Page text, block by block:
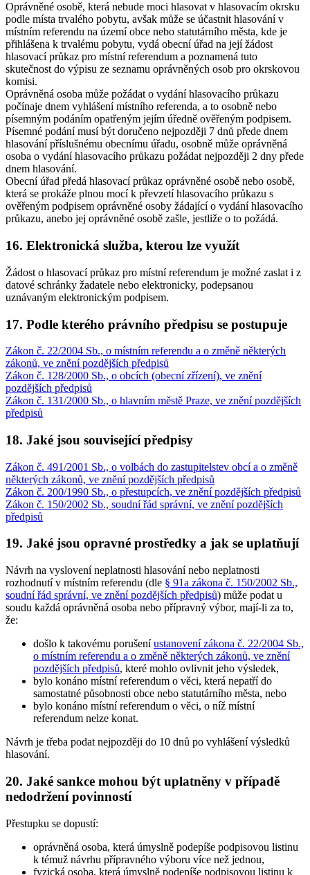
Oprávněné osobě, která nebude moci hlasovat v hlasovacím okrsku
podle místa trvalého pobytu, avšak může se účastnit hlasování v
místním referendu na území obce nebo statutárního města, kde je
přihlášena k trvalému pobytu, vydá obecní úřad na její žádost
hlasovací průkaz pro místní referendum a poznamená tuto
skutečnost do výpisu ze seznamu oprávněných osob pro okrskovou
komisi.
Oprávněná osoba může požádat o vydání hlasovacího průkazu
počínaje dnem vyhlášení místního referenda, a to osobně nebo
písemným podáním opatřeným jejím úředně ověřeným podpisem.
Písemné podání musí být doručeno nejpozději 7 dnů přede dnem
hlasování příslušnému obecnímu úřadu, osobně může oprávněná
osoba o vydání hlasovacího průkazu požádat nejpozději 2 dny přede
dnem hlasování.
Obecní úřad předá hlasovací průkaz oprávněné osobě nebo osobě,
která se prokáže plnou mocí k převzetí hlasovacího průkazu s
ověřeným podpisem oprávněné osoby žádající o vydání hlasovacího
průkazu, anebo jej oprávněné osobě zašle, jestliže o to požádá.
16. Elektronická služba, kterou lze využít
Žádost o hlasovací průkaz pro místní referendum je možné zaslat i z
datové schránky žadatele nebo elektronicky, podepsanou
uznávaným elektronickým podpisem.
17. Podle kterého právního předpisu se postupuje
Zákon č. 22/2004 Sb., o místním referendu a o změně některých
zákonů, ve znění pozdějších předpisů
Zákon č. 128/2000 Sb., o obcích (obecní zřízení), ve znění
pozdějších předpisů
Zákon č. 131/2000 Sb., o hlavním městě Praze, ve znění pozdějších
předpisů
18. Jaké jsou související předpisy
Zákon č. 491/2001 Sb., o volbách do zastupitelstev obcí a o změně
některých zákonů, ve znění pozdějších předpisů
Zákon č. 200/1990 Sb., o přestupcích, ve znění pozdějších předpisů
Zákon č. 150/2002 Sb., soudní řád správní, ve znění pozdějších
předpisů
19. Jaké jsou opravné prostředky a jak se uplatňují
Návrh na vyslovení neplatnosti hlasování nebo neplatnosti
rozhodnutí v místním referendu (dle § 91a zákona č. 150/2002 Sb.,
soudní řád správní, ve znění pozdějších předpisů) může podat u
soudu každá oprávněná osoba nebo přípravný výbor, mají-li za to,
že:
došlo k takovému porušeníustanovení zákona č. 22/2004 Sb.,
o místním referendu a o změně některých zákonů, ve znění
pozdějších předpisů, které mohlo ovlivnit jeho výsledek,
bylo konáno místní referendum o věci, která nepatří do
samostatné působnosti obce nebo statutárního města, nebo
bylo konáno místní referendum o věci, o níž místní
referendum nelze konat.
Návrh je třeba podat nejpozději do 10 dnů po vyhlášení výsledků
hlasování.
20. Jaké sankce mohou být uplatněny v případě
nedodržení povinností
Přestupku se dopustí:
oprávněná osoba, která úmyslně podepíše podpisovou listinu
k témuž návrhu přípravného výboru více než jednou,
fyzická osoba, která úmyslně podepíše podpisovou listinu k